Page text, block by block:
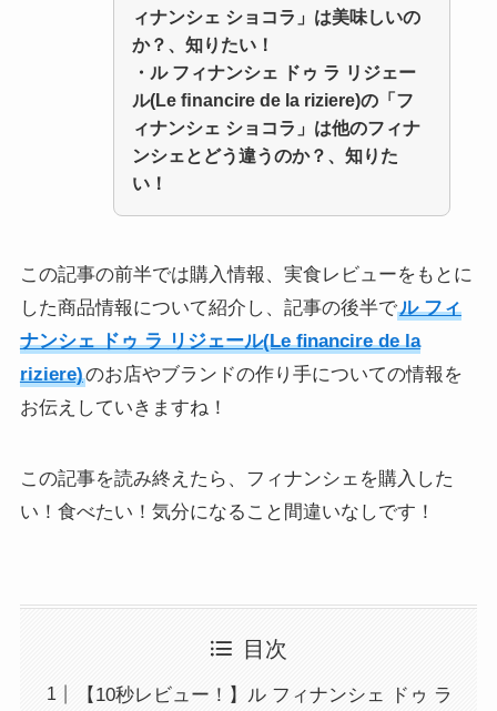
ィナンシェ ショコラ」 は美味しいの
か？、知りたい！
・ ル フィナンシェ ドゥ ラ リジェー
ル(Le ﬁnancire de la riziere)の「フ
ィナンシェ ショコラ」 は他のフィナ
ンシェとどう違うのか？、知りた
い！
この記事の前半では購入情報、実食レビューをもとに
した商品情報について紹介し、記事の後半でル フィ
ナンシェ ドゥ ラ リジェール(Le ﬁnancire de la
riziere)のお店やブランドの作り手についての情報を
お伝えしていきますね！
この記事を読み終えたら、フィナンシェを購入した
い！食べたい！気分になること間違いなしです！
目次
【10秒レビュー！】ル フィナンシェ ドゥ ラ